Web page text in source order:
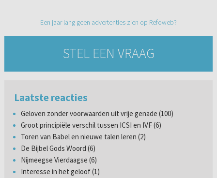
Een jaar lang geen advertenties zien op Refoweb?
STEL EEN VRAAG
Laatste reacties
Geloven zonder voorwaarden uit vrije genade (100)
Groot principiële verschil tussen ICSI en IVF (6)
Toren van Babel en nieuwe talen leren (2)
De Bijbel Gods Woord (6)
Nijmeegse Vierdaagse (6)
Interesse in het geloof (1)